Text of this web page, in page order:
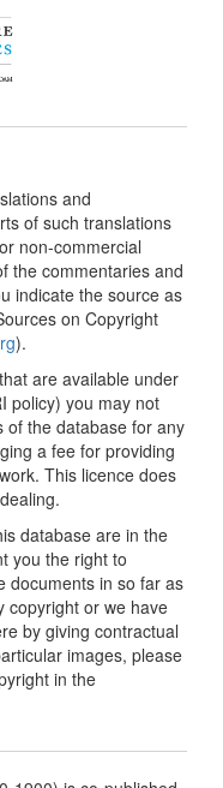
and
of such translations
non-commercial
the commentaries and
indicate the source as
on Copyright
).
are available under
policy) you may not
of the database for any
a fee for providing
This licence does
database are in the
you the right to
documents in so far as
copyright or we have
by giving contractual
images, please
in the